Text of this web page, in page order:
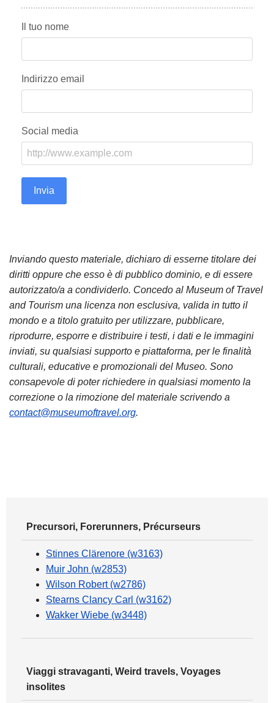
Il tuo nome
Indirizzo email
Social media
Invia
Inviando questo materiale, dichiaro di esserne titolare dei
diritti oppure che esso è di pubblico dominio, e di essere
autorizzato/a a condividerlo. Concedo al Museum of Travel
and Tourism una licenza non esclusiva, valida in tutto il
mondo e a titolo gratuito per utilizzare, pubblicare,
riprodurre, esporre e distribuire i testi, i dati e le immagini
inviati, su qualsiasi supporto e piattaforma, per le finalità
culturali, educative e promozionali del Museo. Sono
consapevole di poter richiedere in qualsiasi momento la
correzione o la rimozione del materiale scrivendo a
contact@museumoftravel.org.
Precursori, Forerunners, Précurseurs
Stinnes Clärenore (w3163)
Muir John (w2853)
Wilson Robert (w2786)
Stearns Clancy Carl (w3162)
Wakker Wiebe (w3448)
Viaggi stravaganti, Weird travels, Voyages
insolites